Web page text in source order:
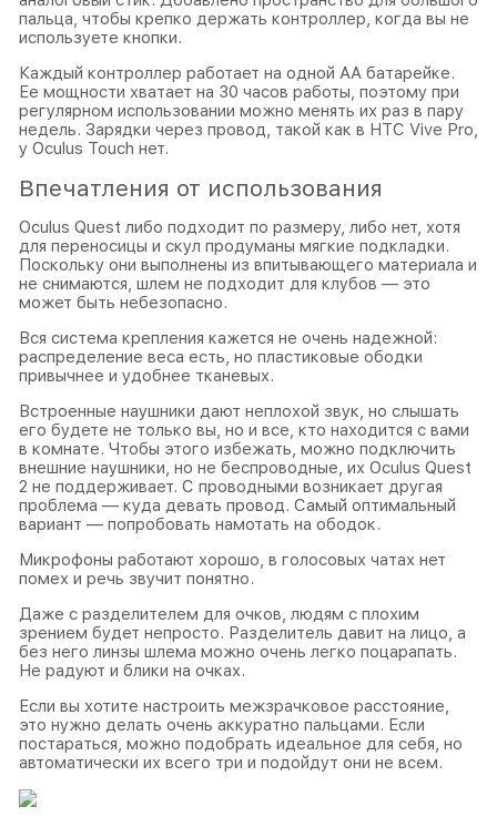
пальца, чтобы крепко держать контроллер, когда вы не
используете кнопки.
Каждый контроллер работает на одной AA батарейке.
Ее мощности хватает на 30 часов работы, поэтому при
регулярном использовании можно менять их раз в пару
недель. Зарядки через провод, такой как в HTC Vive Pro,
у Oculus Touch нет.
Впечатления от использования
Oculus Quest либо подходит по размеру, либо нет, хотя
для переносицы и скул продуманы мягкие подкладки.
Поскольку они выполнены из впитывающего материала и
не снимаются, шлем не подходит для клубов — это
может быть небезопасно.
Вся система крепления кажется не очень надежной:
распределение веса есть, но пластиковые ободки
привычнее и удобнее тканевых.
Встроенные наушники дают неплохой звук, но слышать
его будете не только вы, но и все, кто находится с вами
в комнате. Чтобы этого избежать, можно подключить
внешние наушники, но не беспроводные, их Oculus Quest
2 не поддерживает. С проводными возникает другая
проблема — куда девать провод. Самый оптимальный
вариант — попробовать намотать на ободок.
Микрофоны работают хорошо, в голосовых чатах нет
помех и речь звучит понятно.
Даже с разделителем для очков, людям с плохим
зрением будет непросто. Разделитель давит на лицо, а
без него линзы шлема можно очень легко поцарапать.
Не радуют и блики на очках.
Если вы хотите настроить межзрачковое расстояние,
это нужно делать очень аккуратно пальцами. Если
постараться, можно подобрать идеальное для себя, но
автоматически их всего три и подойдут они не всем.